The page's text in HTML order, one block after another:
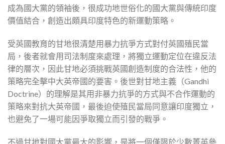
成為國大黨的領袖後，很成功地世俗化的國大黨與傳統印度
價值結合，創造出頗具印度特色的新運動策略。
受英國教育的甘地很清楚用暴力抗爭方式對付英國殖民當
局，後者就會用司法制度來處理，將獨立運動定位在違反法
律的層次，因此甘地必須挑戰英國創造制度的合法性，他的
策略完全擊中大英帝國的要害。後世對甘地主義（Gandhi
Doctrine）的理解是其用非暴力抗爭的方式與不合作運動的
策略來對抗大英帝國，最後迫使殖民當局同意讓印度獨立，
也避免了一場可能因爭取獨立而引發的戰爭。
不過甘地對國大黨最大的影響，是將一個僅限於少數菁英參